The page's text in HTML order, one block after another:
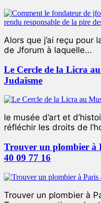
Alors que j’ai reçu pour
de Jforum à laquelle...
Le Cercle de la Licra
Judaïsme
le musée d’art et
réfléchir les droits de
Trouver un plombier à
40 09 77 16
Trouver un plombier à